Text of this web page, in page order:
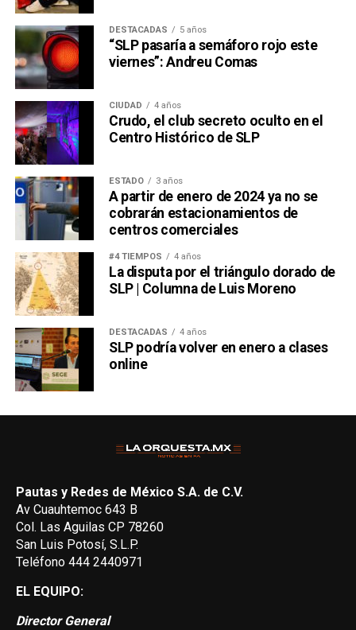
DESTACADAS 5 años
“SLP pasaría a semáforo rojo este
viernes”: Andreu Comas
CIUDAD 4 años
Crudo, el club secreto oculto en el
Centro Histórico de SLP
ESTADO 3 años
A partir de enero de 2024 ya no se
cobrarán estacionamientos de
centros comerciales
#4 TIEMPOS 4 años
La disputa por el triángulo dorado de
SLP | Columna de Luis Moreno
DESTACADAS 4 años
SLP podría volver en enero a clases
online
Pautas y Redes de México S.A. de C.V.
Av Cuauhtemoc 643 B
Col. Las Aguilas CP 78260
San Luis Potosí, S.L.P.
Teléfono 444 2440971
EL EQUIPO:
Director General